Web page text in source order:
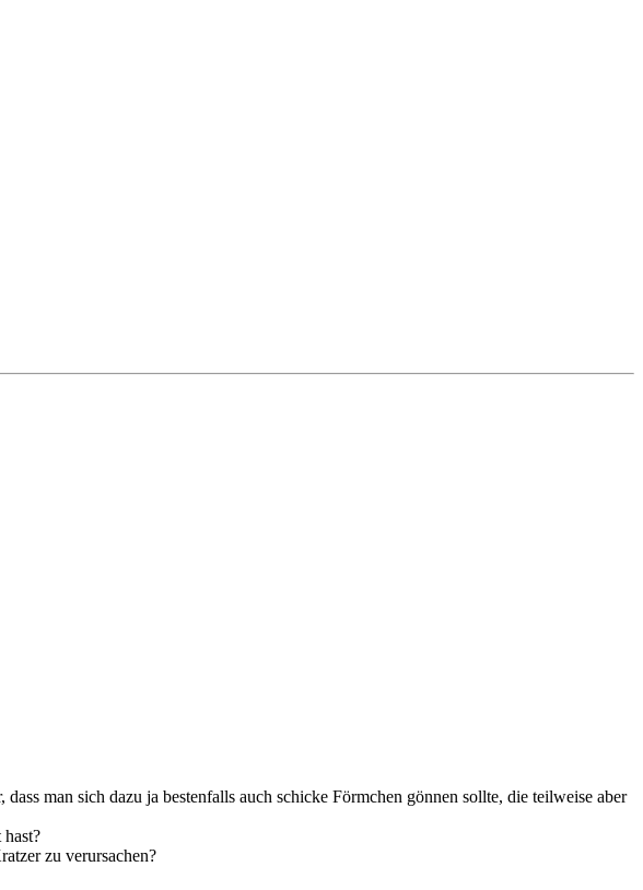
man sich dazu ja bestenfalls auch schicke Förmchen gönnen sollte, die teilweise aber
zu verursachen?